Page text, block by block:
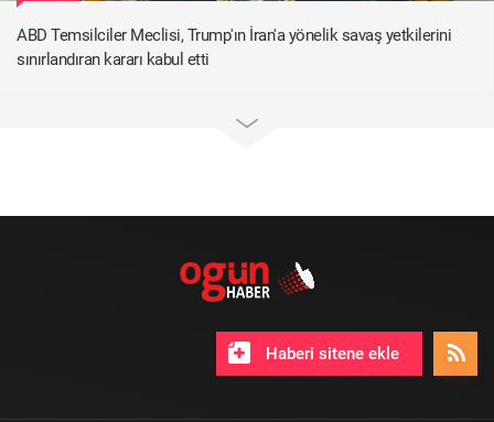
ABD Temsilciler Meclisi, Trump'ın İran'a yönelik savaş yetkilerini
sınırlandıran kararı kabul etti
Haberi sitene ekle